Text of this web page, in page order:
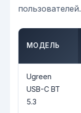
пользователей.
МОДЕЛЬ
Ugreen
USB-C BT
5.3